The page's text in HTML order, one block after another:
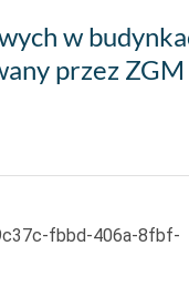
w
przez ZGM
fbbd-406a-8fbf-